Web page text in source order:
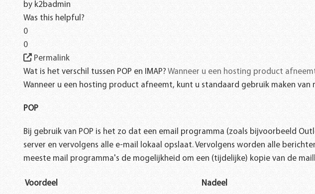
by k2badmin
Was this helpful?
0
0
Permalink
Wat is het verschil tussen POP en IMAP? Wanneer u een hosting product
Wanneer u een hosting product afneemt, kunt u standaard gebruik maken van
POP
Bij gebruik van POP is het zo dat een email programma (zoals bijvoorbeeld
server en vervolgens alle e-mail lokaal opslaat. Vervolgens worden alle
meeste mail programma's de mogelijkheid om een (tijdelijke) kopie van de
Voordeel
Nadeel